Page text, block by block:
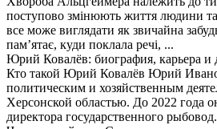
поступово змінюють життя людини
все може виглядати як звичайна
пам’ятає, куди поклала речі, ...
Юрий Ковалёв: биография, карьера и
Кто такой Юрий Ковалёв Юрий
политическим и хозяйственным
Херсонской областью. До 2022 года
директора государственного